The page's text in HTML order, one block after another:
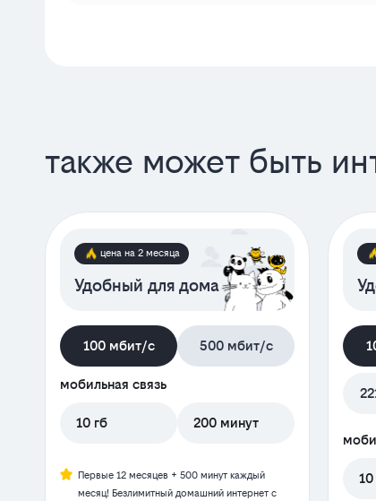
также может быть
цена на 2 месяца
Удобный для дома
100 мбит/с 500 мбит/с
мобильная связь
10 гб 200 минут
Первые 12 месяцев + 500 минут каждый
месяц! Безлимитный домашний интернет с
10